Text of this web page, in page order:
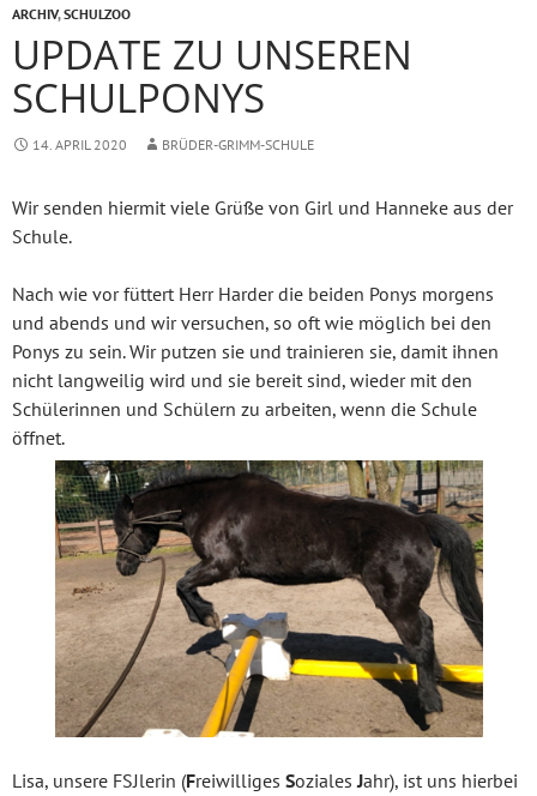
ARCHIV,SCHULZOO
UPDATE ZU UNSEREN
SCHULPONYS
14. APRIL 2020 BRÜDER-GRIMM-SCHULE
Wir senden hiermit viele Grüße von Girl und Hanneke aus der
Schule.
Nach wie vor füttert Herr Harder die beiden Ponys morgens
und abends und wir versuchen, so oft wie möglich bei den
Ponys zu sein. Wir putzen sie und trainieren sie, damit ihnen
nicht langweilig wird und sie bereit sind, wieder mit den
Schülerinnen und Schülern zu arbeiten, wenn die Schule
öffnet.
Lisa, unsere FSJlerin (Freiwilliges SozialesJahr), ist uns hierbei